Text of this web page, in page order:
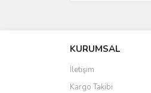
KURUMSAL
İletişim
Kargo Takibi